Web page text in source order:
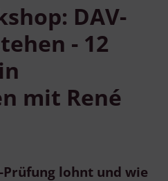
DAV-
- 12
mit René
Prüfung lohnt und wie